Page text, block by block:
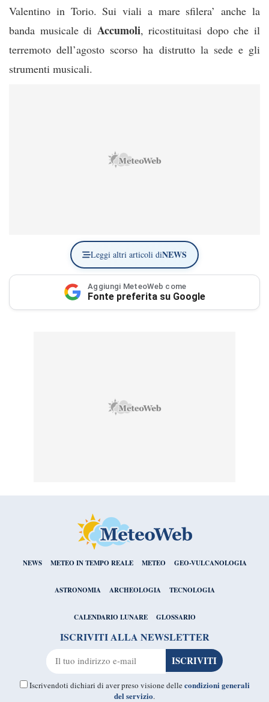
Valentino in Torio. Sui viali a mare sfilera’ anche la
banda musicale di Accumoli, ricostituitasi dopo che il
terremoto dell’agosto scorso ha distrutto la sede e gli
strumenti musicali.
Leggi altri articoli diNEWS
Aggiungi MeteoWeb come
Fonte preferita su Google
NEWS METEO IN TEMPO REALE METEO GEO-VULCANOLOGIA
ASTRONOMIA ARCHEOLOGIA TECNOLOGIA
CALENDARIO LUNARE GLOSSARIO
ISCRIVITI ALLA NEWSLETTER
Iscrivendoti dichiari di aver preso visione dellecondizioni generali
del servizio.